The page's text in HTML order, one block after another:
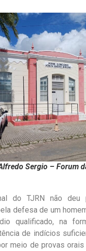
Sergio – Forum
do TJRN não deu
defesa de um
qualificado, na
de indícios
meio de provas